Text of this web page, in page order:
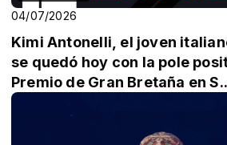
04/07/2026
Kimi Antonelli, el joven
se quedó hoy con la pole
Premio de Gran Bretaña en